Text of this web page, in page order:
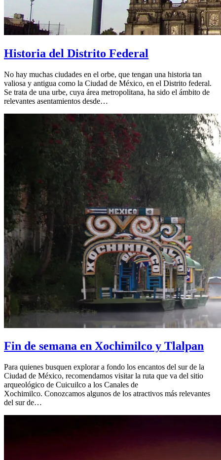
Historia del Distrito Federal
No hay muchas ciudades en el orbe, que tengan una historia tan
valiosa y antigua como la Ciudad de México, en el Distrito federal.
Se trata de una urbe, cuya área metropolitana, ha sido el ámbito de
relevantes asentamientos desde…
Fin de semana en Xochimilco y Tlalpan
Para quienes busquen explorar a fondo los encantos del sur de la
Ciudad de México, recomendamos visitar la ruta que va del sitio
arqueológico de Cuicuilco a los Canales de
Xochimilco. Conozcamos algunos de los atractivos más relevantes
del sur de…